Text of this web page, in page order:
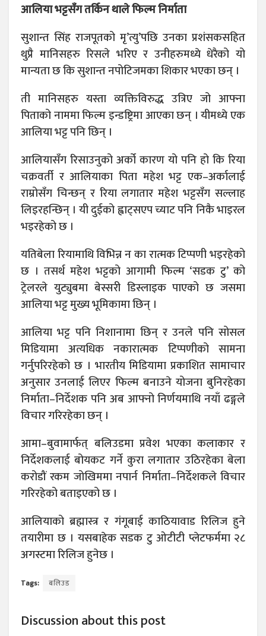
आलिया भट्टसँग तर्किन थाले फिल्म निर्माता
सुशान्त सिंह राजपूतको मृ’त्यु’पछि उनका प्रशंसकसहित
थुप्रै मानिसहरु रिसले भरिए र उनीहरुमध्ये धेरैको यो
मान्यता छ कि सुशान्त नपोटिजमका शिकार भएका छन् ।
ती मानिसहरु यस्ता व्यक्तिविरुद्ध उत्रिए जो आफ्ना
पिताको नाममा फिल्म इन्डष्ट्रिमा आएका छन् । यीमध्ये एक
आलिया भट्ट पनि छिन् ।
आलियासँग रिसाउनुको अर्को कारण यो पनि हो कि रिया
चक्रवर्ती र आलियाका पिता महेश भट्ट एक–अर्कालाई
राम्रोसँग चिन्छन् र रिया लगातार महेश भट्टसँग सल्लाह
लिइरहन्छिन् । यी दुईको ह्वाट्सएप च्याट पनि निकै भाइरल
भइरहेको छ ।
यतिबेला रियामाथि विभिन्न न का रात्मक टिप्पणी भइरहेको
छ । तसर्थ महेश भट्टको आगामी फिल्म ‘सडक टु’ को
ट्रेलरले युट्युबमा बेस्सरी डिस्लाइक पाएको छ जसमा
आलिया भट्ट मुख्य भूमिकामा छिन् ।
आलिया भट्ट पनि निशानामा छिन् र उनले पनि सोसल
मिडियामा अत्यधिक नकारात्मक टिप्पणीको सामना
गर्नुपरिरहेको छ । भारतीय मिडियामा प्रकाशित सामाचार
अनुसार उनलाई लिएर फिल्म बनाउने योजना बुनिरहेका
निर्माता–निर्देशक पनि अब आफ्नो निर्णयमाथि नयाँ ढङ्गले
विचार गरिरहेका छन् ।
आमा–बुवामार्फत् बलिउडमा प्रवेश भएका कलाकार र
निर्देशकलाई बोयकट गर्ने कुरा लगातार उठिरहेका बेला
करोडौं रकम जोखिममा नपार्न निर्माता–निर्देशकले विचार
गरिरहेको बताइएको छ ।
आलियाको ब्रह्मास्त्र र गंगूबाई काठियावाड रिलिज हुने
तयारीमा छ । यसबाहेक सडक टु ओटीटी प्लेटफर्ममा २८
अगस्टमा रिलिज हुनेछ ।
Tags: बलिउड
Discussion about this post